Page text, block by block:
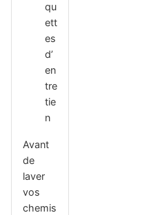
qu
ett
es
d’
en
tre
tie
n
Avant
de
laver
vos
chemis